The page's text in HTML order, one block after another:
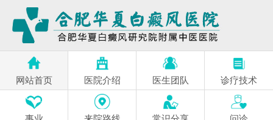
网站首页 医院介绍 医生团队 诊疗技术